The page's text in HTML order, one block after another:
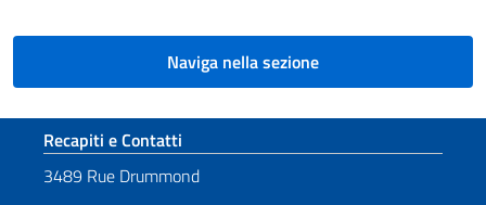
Naviga nella sezione
Sezione footer
Recapiti e Contatti
3489 Rue Drummond